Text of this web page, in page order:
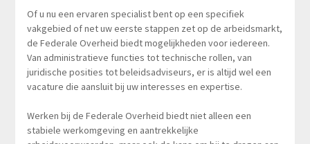
Of u nu een ervaren specialist bent op een specifiek
vakgebied of net uw eerste stappen zet op de arbeidsmarkt,
de Federale Overheid biedt mogelijkheden voor iedereen.
Van administratieve functies tot technische rollen, van
juridische posities tot beleidsadviseurs, er is altijd wel een
vacature die aansluit bij uw interesses en expertise.
Werken bij de Federale Overheid biedt niet alleen een
stabiele werkomgeving en aantrekkelijke